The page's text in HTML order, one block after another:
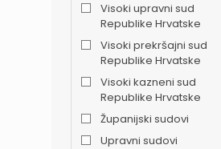
Visoki upravni sud
Republike Hrvatske
Visoki prekršajni sud
Republike Hrvatske
Visoki kazneni sud
Republike Hrvatske
Županijski sudovi
Upravni sudovi